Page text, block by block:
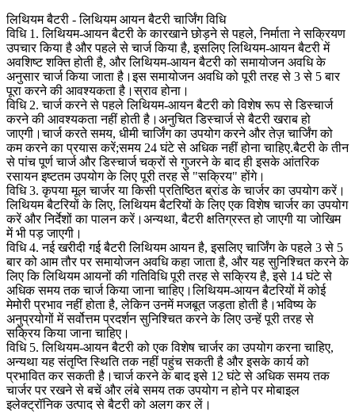
लिथियम बैटरी - लिथियम आयन बैटरी चार्जिंग विधि
विधि 1. लिथियम-आयन बैटरी के कारखाने छोड़ने से पहले, निर्माता ने सक्रियण
उपचार किया है और पहले से चार्ज किया है, इसलिए लिथियम-आयन बैटरी में
अवशिष्ट शक्ति होती है, और लिथियम-आयन बैटरी को समायोजन अवधि के
अनुसार चार्ज किया जाता है।इस समायोजन अवधि को पूरी तरह से 3 से 5 बार
पूरा करने की आवश्यकता है।स्राव होना।
विधि 2. चार्ज करने से पहले लिथियम-आयन बैटरी को विशेष रूप से डिस्चार्ज
करने की आवश्यकता नहीं होती है।अनुचित डिस्चार्ज से बैटरी खराब हो
जाएगी।चार्ज करते समय, धीमी चार्जिंग का उपयोग करने और तेज़ चार्जिंग को
कम करने का प्रयास करें;समय 24 घंटे से अधिक नहीं होना चाहिए.बैटरी के तीन
से पांच पूर्ण चार्ज और डिस्चार्ज चक्रों से गुजरने के बाद ही इसके आंतरिक
रसायन इष्टतम उपयोग के लिए पूरी तरह से "सक्रिय" होंगे।
विधि 3. कृपया मूल चार्जर या किसी प्रतिष्ठित ब्रांड के चार्जर का उपयोग करें।
लिथियम बैटरियों के लिए, लिथियम बैटरियों के लिए एक विशेष चार्जर का उपयोग
करें और निर्देशों का पालन करें।अन्यथा, बैटरी क्षतिग्रस्त हो जाएगी या जोखिम
में भी पड़ जाएगी।
विधि 4. नई खरीदी गई बैटरी लिथियम आयन है, इसलिए चार्जिंग के पहले 3 से 5
बार को आम तौर पर समायोजन अवधि कहा जाता है, और यह सुनिश्चित करने के
लिए कि लिथियम आयनों की गतिविधि पूरी तरह से सक्रिय है, इसे 14 घंटे से
अधिक समय तक चार्ज किया जाना चाहिए।लिथियम-आयन बैटरियों में कोई
मेमोरी प्रभाव नहीं होता है, लेकिन उनमें मजबूत जड़ता होती है।भविष्य के
अनुप्रयोगों में सर्वोत्तम प्रदर्शन सुनिश्चित करने के लिए उन्हें पूरी तरह से
सक्रिय किया जाना चाहिए।
विधि 5. लिथियम-आयन बैटरी को एक विशेष चार्जर का उपयोग करना चाहिए,
अन्यथा यह संतृप्ति स्थिति तक नहीं पहुंच सकती है और इसके कार्य को
प्रभावित कर सकती है।चार्ज करने के बाद इसे 12 घंटे से अधिक समय तक
चार्जर पर रखने से बचें और लंबे समय तक उपयोग न होने पर मोबाइल
इलेक्ट्रॉनिक उत्पाद से बैटरी को अलग कर लें।